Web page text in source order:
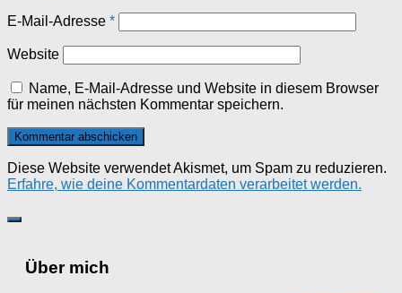
E-Mail-Adresse *
Website
Name, E-Mail-Adresse und Website in diesem Browser
für meinen nächsten Kommentar speichern.
Diese Website verwendet Akismet, um Spam zu reduzieren.
Erfahre, wie deine Kommentardaten verarbeitet werden.
Über mich